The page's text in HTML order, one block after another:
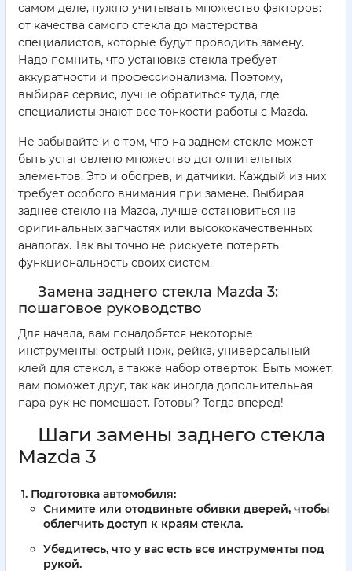
самом деле, нужно учитывать множество факторов:
от качества самого стекла до мастерства
специалистов, которые будут проводить замену.
Надо помнить, что установка стекла требует
аккуратности и профессионализма. Поэтому,
выбирая сервис, лучше обратиться туда, где
специалисты знают все тонкости работы с Mazda.
Не забывайте и о том, что на заднем стекле может
быть установлено множество дополнительных
элементов. Это и обогрев, и датчики. Каждый из них
требует особого внимания при замене. Выбирая
заднее стекло на Mazda, лучше остановиться на
оригинальных запчастях или высококачественных
аналогах. Так вы точно не рискуете потерять
функциональность своих систем.
Замена заднего стекла Mazda 3:
пошаговое руководство
Для начала, вам понадобятся некоторые
инструменты: острый нож, рейка, универсальный
клей для стекол, а также набор отверток. Быть может,
вам поможет друг, так как иногда дополнительная
пара рук не помешает. Готовы? Тогда вперед!
Шаги замены заднего стекла
Mazda 3
Подготовка автомобиля:
Снимите или отодвиньте обивки дверей, чтобы
облегчить доступ к краям стекла.
Убедитесь, что у вас есть все инструменты под
рукой.